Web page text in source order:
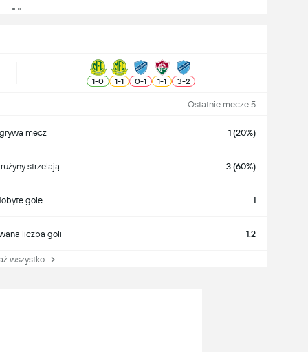
1-0 1-1 0-1 1-1 3-2
Ostatnie mecze 5
mecz 1 (20%)
strzelają 3 (60%)
gole 1
liczba goli 1.2
wszystko